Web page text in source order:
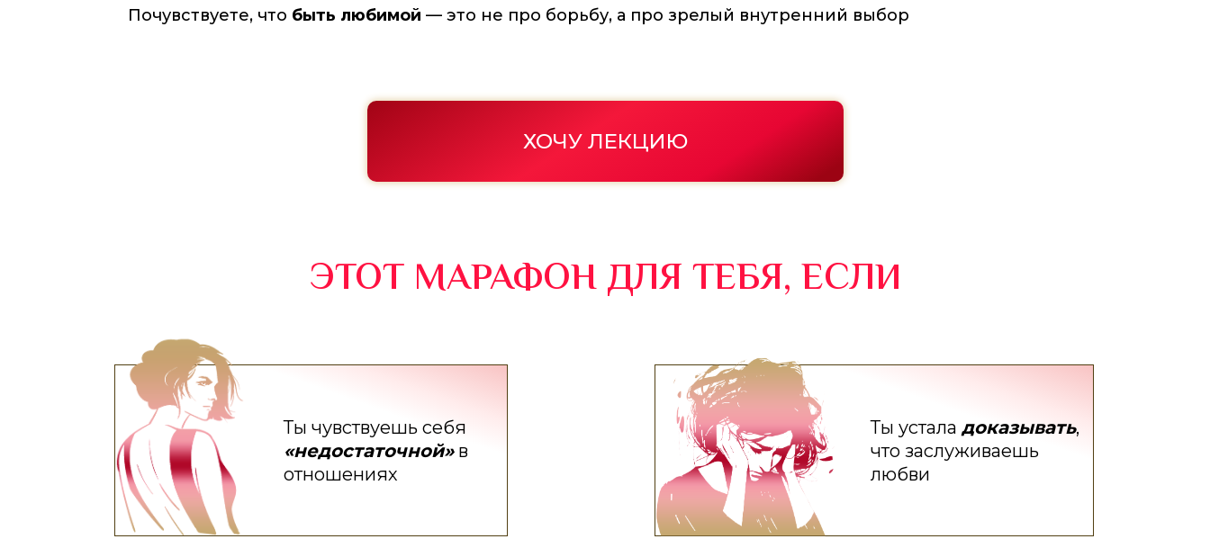
Почувствуете, что быть любимой — это не про борьбу, а про зрелый внутренний выбор
ХОЧУ ЛЕКЦИЮ
ЭТОТ МАРАФОН ДЛЯ ТЕБЯ, ЕСЛИ
Ты устала доказывать,
что заслуживаешь
любви
Ты чувствуешь себя
«недостаточной»в
отношениях